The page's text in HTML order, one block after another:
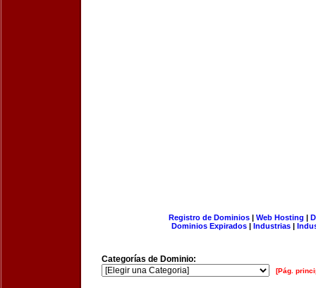
Registro de Dominios| Web Hosting |
Dominios Expirados | Industrias |
Categorías de Dominio:
[Pág.